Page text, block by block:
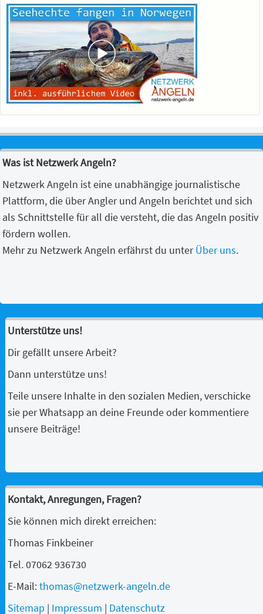
Was ist Netzwerk Angeln?
Netzwerk Angeln ist eine unabhängige journalistische
Plattform, die über Angler und Angeln berichtet und sich
als Schnittstelle für all die versteht, die das Angeln positiv
fördern wollen.
Mehr zu Netzwerk Angeln erfährst du unterÜber uns.
Unterstütze uns!
Dir gefällt unsere Arbeit?
Dann unterstütze uns!
Teile unsere Inhalte in den sozialen Medien, verschicke
sie per Whatsapp an deine Freunde oder kommentiere
unsere Beiträge!
Kontakt, Anregungen, Fragen?
Sie können mich direkt erreichen:
Thomas Finkbeiner
Tel. 07062 936730
E-Mail:thomas@netzwerk-angeln.de
Sitemap | Impressum | Datenschutz